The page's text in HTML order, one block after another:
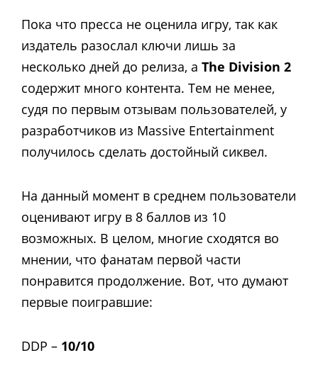
Пока что пресса не оценила игру, так как
издатель разослал ключи лишь за
несколько дней до релиза, а The Division 2
содержит много контента. Тем не менее,
судя по первым отзывам пользователей, у
разработчиков из Massive Entertainment
получилось сделать достойный сиквел.
На данный момент в среднем пользователи
оценивают игру в 8 баллов из 10
возможных. В целом, многие сходятся во
мнении, что фанатам первой части
понравится продолжение. Вот, что думают
первые поигравшие:
DDP – 10/10